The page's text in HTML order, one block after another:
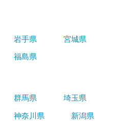
岩手県
宮城県
福島県
群馬県
埼玉県
神奈川県
新潟県